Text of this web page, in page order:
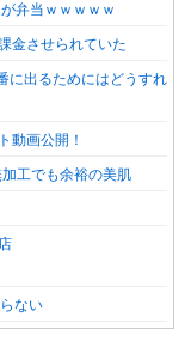
弁当ｗｗｗｗｗ
金させられていた
に出るためにはどうすれ
動画公開！
工でも余裕の美肌
ない